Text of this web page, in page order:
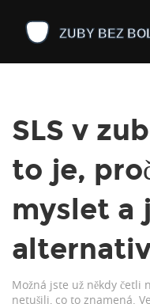
SLS v
to je,
myslet a
Možná jste už někdy četli
netušili, co to znamená.